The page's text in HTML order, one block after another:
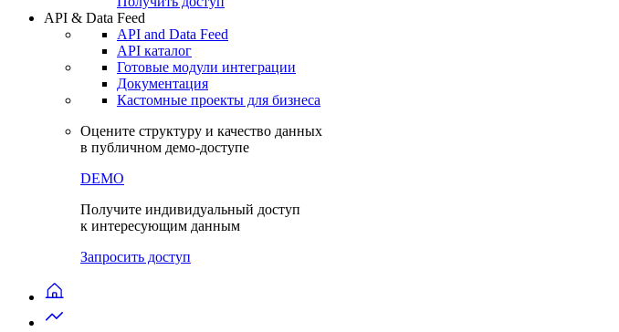
API & Data Feed
API and Data Feed
API каталог
Готовые модули интеграции
Документация
Кастомные проекты для бизнеса
Оцените структуру и качество данных
в публичном демо-доступе
DEMO
Получите индивидуальный доступ
к интересующим данным
Запросить доступ